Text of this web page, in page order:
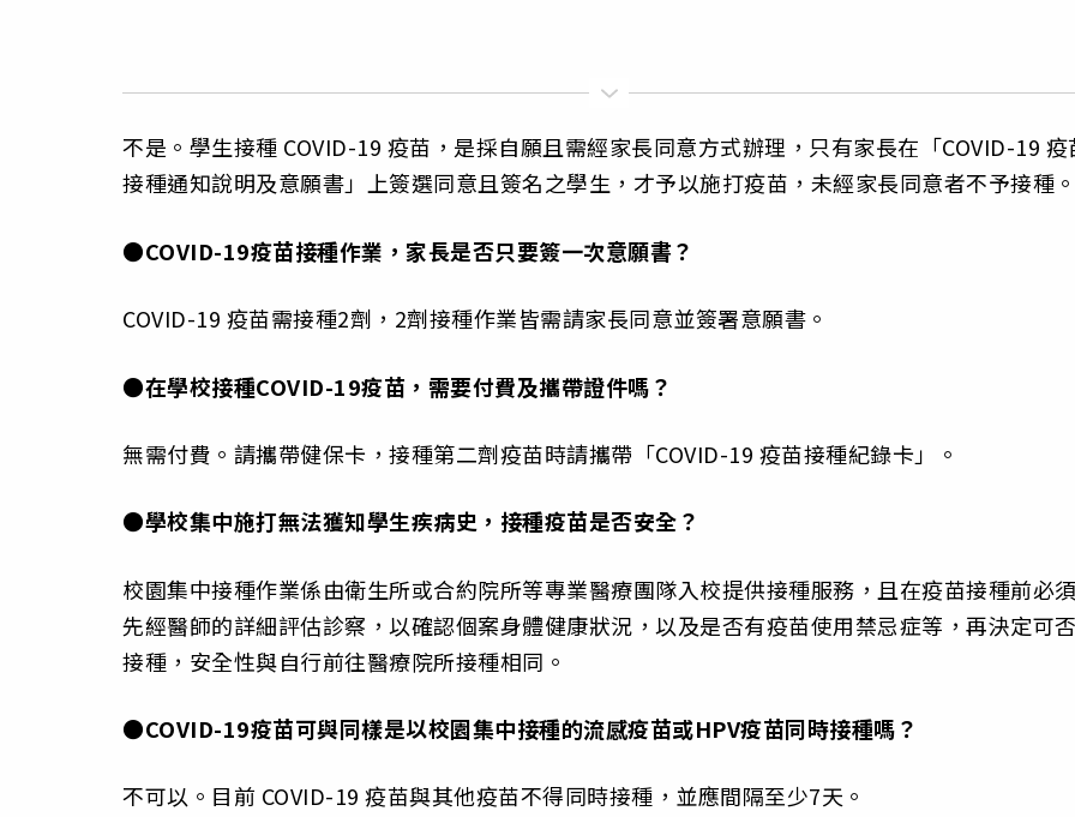
不是。學生接種 COVID-19 疫苗，是採自願且需經家長同意方式辦理，只有家長在「COVID-19 疫
接種通知說明及意願書」上簽選同意且簽名之學生，才予以施打疫苗，未經家長同意者不予接種
●COVID-19疫苗接種作業，家長是否只要簽一次意願書？
COVID-19 疫苗需接種2劑，2劑接種作業皆需請家長同意並簽署意願書。
●在學校接種COVID-19疫苗，需要付費及攜帶證件嗎？
無需付費。請攜帶健保卡，接種第二劑疫苗時請攜帶「COVID-19 疫苗接種紀錄卡」。
●學校集中施打無法獲知學生疾病史，接種疫苗是否安全？
校園集中接種作業係由衛生所或合約院所等專業醫療團隊入校提供接種服務，且在疫苗接種前必
先經醫師的詳細評估診察，以確認個案身體健康狀況，以及是否有疫苗使用禁忌症等，再決定可
接種，安全性與自行前往醫療院所接種相同。
●COVID-19疫苗可與同樣是以校園集中接種的流感疫苗或HPV疫苗同時接種嗎？
不可以。目前 COVID-19 疫苗與其他疫苗不得同時接種，並應間隔至少7天。